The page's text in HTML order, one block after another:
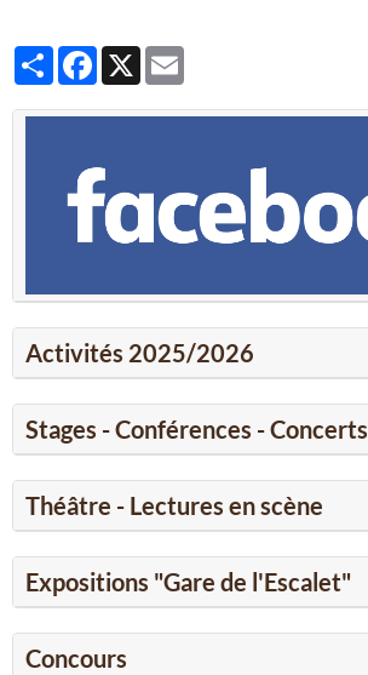
PartagerFacebook
X
Activités 2025/2026
Stages - Conférences - Concerts
Théâtre - Lectures en scène
Expositions "Gare de l'Escalet"
Concours